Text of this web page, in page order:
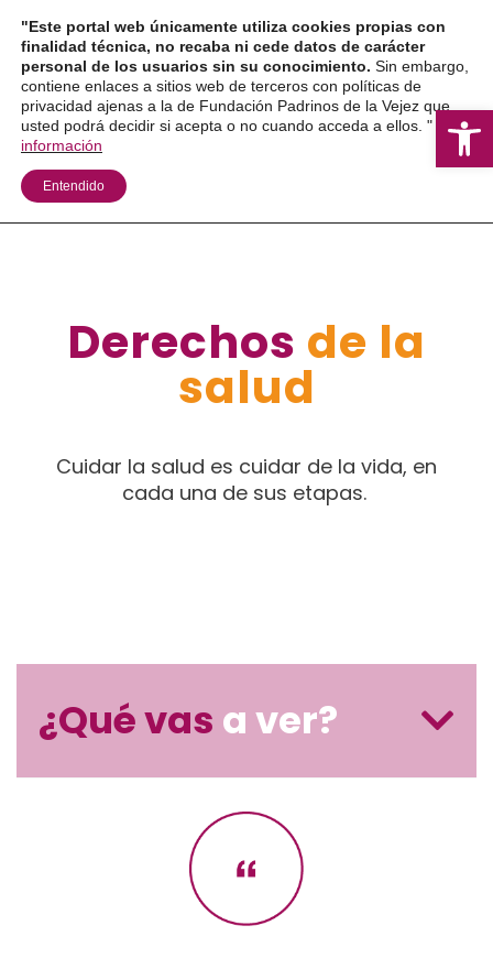
contenido
Derechos de la
salud
Cuidar la salud es cuidar de la vida, en
cada una de sus etapas.
¿Qué vas a ver?
"Este portal web únicamente utiliza cookies propias con
finalidad técnica, no recaba ni cede datos de carácter
personal de los usuarios sin su conocimiento. Sin embargo,
contiene enlaces a sitios web de terceros con políticas de
privacidad ajenas a la de Fundación Padrinos de la Vejez que
usted podrá decidir si acepta o no cuando acceda a ellos. "
Más
información
Entendido